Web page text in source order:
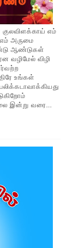
குலவிளக்காய் எம்
அருமை
ஆண்டுகள்
வழிமேல் விழி
உங்கள்
இன்று வரை...